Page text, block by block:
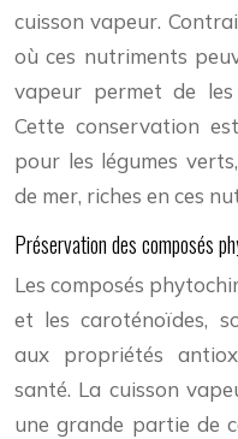
cuisson vapeur.
où ces nutriments
vapeur permet de
Cette conservation
pour les légumes
de mer, riches en ces
Préservation des composés
Les composés
et les caroténoïdes,
aux propriétés
santé. La cuisson
une grande partie de